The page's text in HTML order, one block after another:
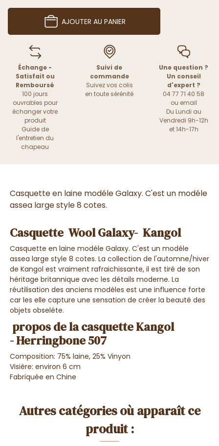
AJOUTER AU PANIER
Échange -
Satisfait ou
Remboursé
100 jours
ouvrables pour
échanger votre
produit
Guide de
l'entretien du
chapeau
Suivi de
commande
Suivez vos colis
en toute sérénité
Une question ?
Un conseil
d'expert ?
04 77 71 40 58
ou email
Du Lundi au
Vendredi 9h-12h
et 14h-17h
Casquette en laine modéle Galaxy. C'est un modéle
assea large style 8 cotes.
Casquette Wool Galaxy- Kangol
Casquette en laine modéle Galaxy. C'est un modéle
assea large style 8 cotes. La collection de l'automne/hiver
de Kangol est vraiment rafraichissante, il est tiré de son
héritage britannique avec les détails moderne. La
réutilisation des anciens modéles est une influence forte
car les elle capture une sensation de créer la beauté des
objets obseléte.
propos de la casquette Kangol
- Herringbone 507
Composition: 75% laine, 25% Vinyon
Visière: environ 6 cm
Fabriquée en Chine
Autres catégories où apparaît ce
produit :